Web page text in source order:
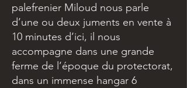
palefrenier Miloud nous parle
d’une ou deux juments en vente à
10 minutes d’ici, il nous
accompagne dans une grande
ferme de l’époque du protectorat,
dans un immense hangar 6